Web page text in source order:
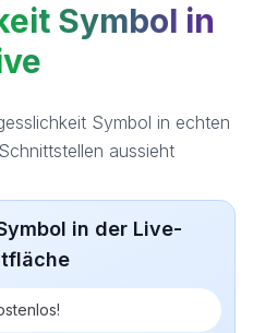
Symbol in
Symbol in echten
aussieht
in der Live-